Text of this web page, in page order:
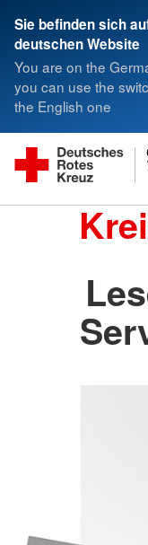
Sie befinden sich
deutschen Website
You are on the
you can use the
the English one